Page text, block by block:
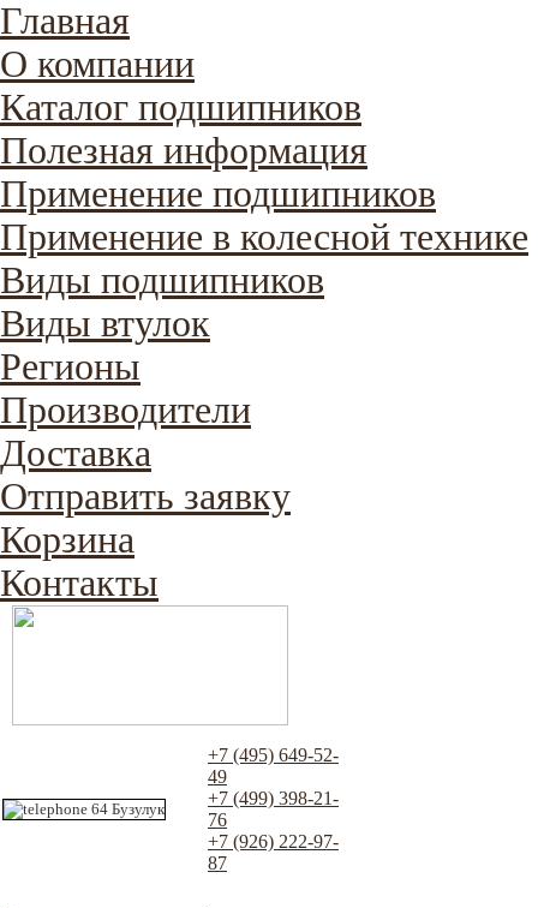
Главная
О компании
Каталог подшипников
Полезная информация
Применение подшипников
Применение в колесной технике
Виды подшипников
Виды втулок
Регионы
Производители
Доставка
Отправить заявку
Корзина
Контакты
+7 (495) 649-52-
49
+7 (499) 398-21-
76
+7 (926) 222-97-
87